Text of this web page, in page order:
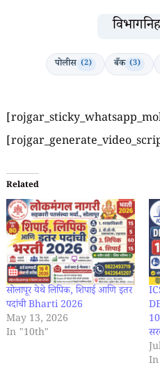
पोलीस (2) बँक (3)
Related
सोलापूर येथे लिपिक, शिपाई आणि इतर
पदांची Bharti 2026
May 13, 2026
In "10th"